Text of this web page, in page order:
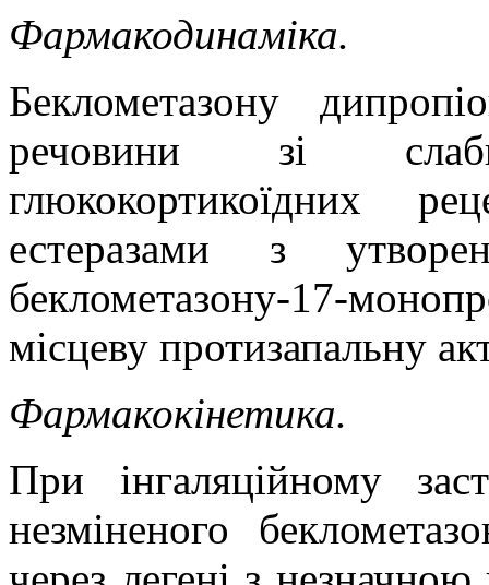
Фармакодинаміка.
Беклометазону
речовини зі
глюкокортикоїдних
естеразами з
беклометазону-17-
місцеву протизапальну
Фармакокінетика.
При інгаляційному
незміненого